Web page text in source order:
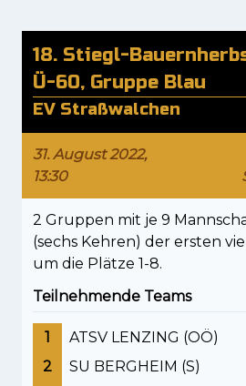
18. Stiegl-
Ü-60, Gruppe Blau
EV Straßwalchen
31. August 2022,
13:30
2 Gruppen mit je 9
(sechs Kehren) der ersten
um die Plätze 1-8.
Teilnehmende Teams
1
ATSV LENZING (OÖ)
2
SU BERGHEIM (S)